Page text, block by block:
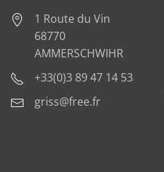
1 Route du Vin
68770
AMMERSCHWIHR
+33(0)3 89 47 14 53
griss@free.fr